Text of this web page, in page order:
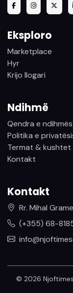
Eksploro
Marketplace
Hyr
Krijo llogari
Ndihmë
Qendra e ndihmës
Politika e
Termat & kushtet
Kontakt
Kontakt
Rr. Mihal
(+355) 68-
© 2026